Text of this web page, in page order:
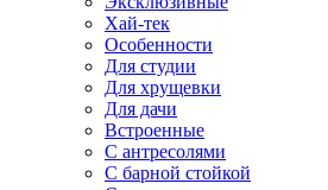
Хай-тек
Особенности
Для студии
Для хрущевки
Для дачи
Встроенные
С антресолями
С барной стойкой